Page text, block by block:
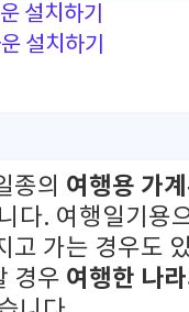
설치하기
설치하기
종의 여행용 가
다. 여행일기용
고 가는 경우도
경우 여행한 나